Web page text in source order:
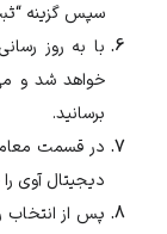
سپس گزینه
با به روز
خواهد شد و
برسانید.
در قسمت
دیجیتال آوی
پس از انتخاب